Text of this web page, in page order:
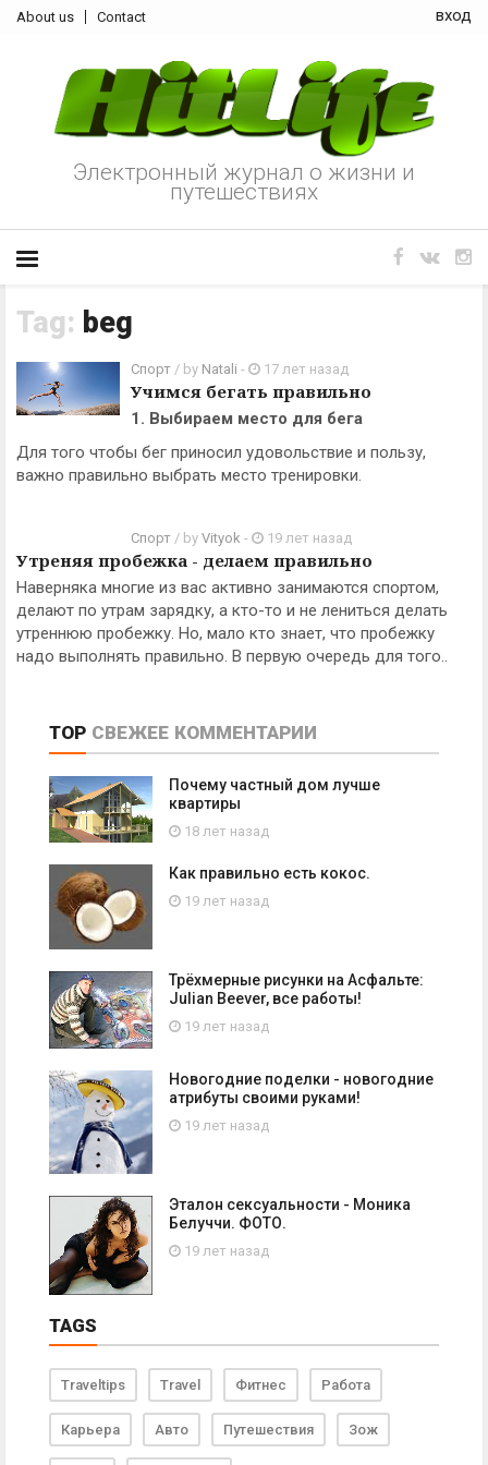
About us Contact вход
Электронный журнал о жизни и
путешествиях
Tag: beg
Cпорт / by Natali - 17 лет назад
Учимся бегать правильно
1. Выбираем место для бега
Для того чтобы бег приносил удовольствие и пользу,
важно правильно выбрать место тренировки.
Cпорт / by Vityok - 19 лет назад
Утреняя пробежка - делаем правильно
Наверняка многие из вас активно занимаются спортом,
делают по утрам зарядку, а кто-то и не лениться делать
утреннюю пробежку. Но, мало кто знает, что пробежку
надо выполнять правильно. В первую очередь для того..
TOP СВЕЖЕЕ КОММЕНТАРИИ
Почему частный дом лучше
квартиры
18 лет назад
Как правильно есть кокос.
19 лет назад
Трёхмерные рисунки на Асфальте:
Julian Beever, все работы!
19 лет назад
Новогодние поделки - новогодние
атрибуты своими руками!
19 лет назад
Эталон сексуальности - Моника
Белуччи. ФОТО.
19 лет назад
TAGS
Traveltips Travel Фитнес Работа
Карьера Авто Путешествия Зож